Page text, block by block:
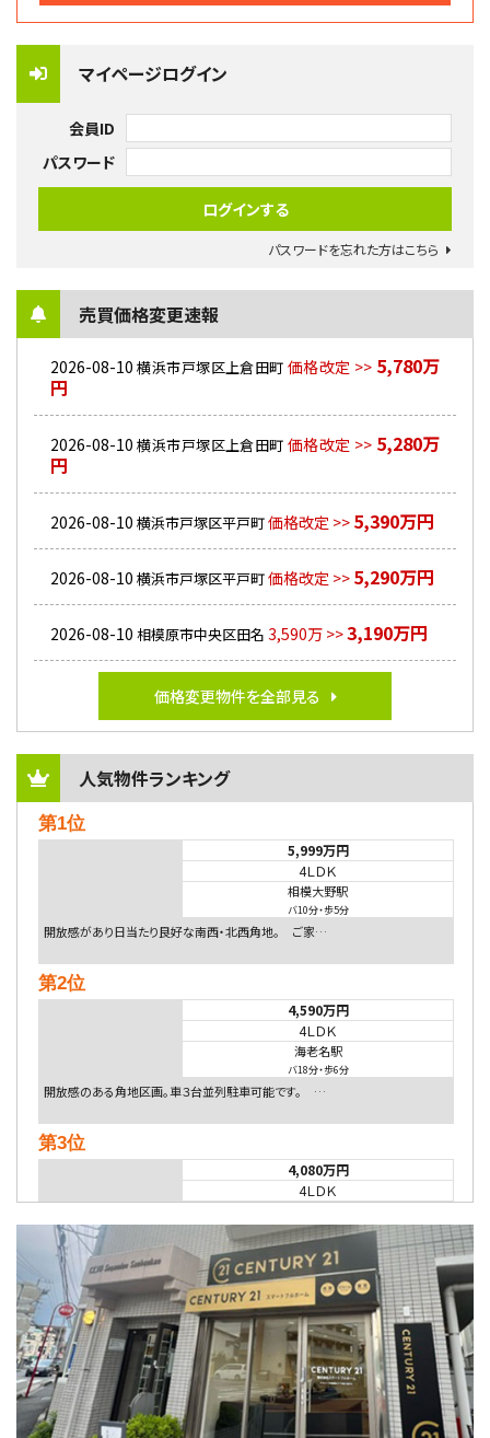
マイページログイン
会員ID
パスワード
パスワードを忘れた方はこちら
売買価格変更速報
2026-08-10 横浜市戸塚区上倉田町 価格改定 >> 5,780万
円
2026-08-10 横浜市戸塚区上倉田町 価格改定 >> 5,280万
円
2026-08-10 横浜市戸塚区平戸町価格改定 >> 5,390万円
2026-08-10 横浜市戸塚区平戸町価格改定 >> 5,290万円
2026-08-10 相模原市中央区田名 3,590万 >>3,190万円
価格変更物件を全部見る
人気物件ランキング
第1位
5,999万円
4ＬＤＫ
相模大野駅
バ10分・歩5分
開放感があり日当たり良好な南西・北西角地。 ご家…
第2位
4,590万円
4ＬＤＫ
海老名駅
バ18分・歩6分
開放感のある角地区画。車３台並列駐車可能です。 …
第3位
4,080万円
4ＬＤＫ
歩17分
南側道路に面しており日当たり良好。 キッチンから…
第4位
5,480万円
4ＬＤＫ
相模大野駅
バ9分・歩4分
２０１５年６月築、積水ハウス施工住宅です。 南東…